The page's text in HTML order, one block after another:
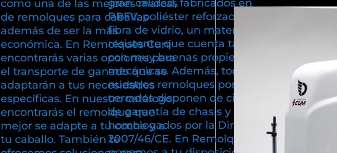
como una de las mejores marcas
de remolques para caballas
además de ser la más
económica. En Remolques Cuni
encontrarás varias opciones para
el transporte de ganado que se
adaptarán a tus necesidades
específicas. En nuestro catálogo,
encontrarás el remolque que
mejor se adapte a tu coche y a
tu caballo. También te
gran calidad, fabricados en
PRFV, poliéster reforzado con
fibra de vidrio, un material
resistente que cuenta también
con muy buenas propiedades
mecánicas. Además, todos
nuestros remolques portacoches
cerrados disponen de cinco años
de garantía de chasis y están
homologados por la Directiva
2007/46/CE. En Remolques Cuni